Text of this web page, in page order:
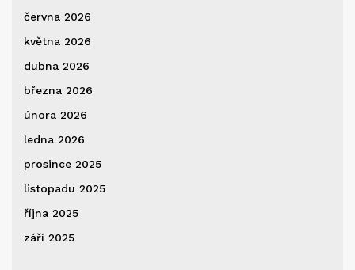
června 2026
května 2026
dubna 2026
března 2026
února 2026
ledna 2026
prosince 2025
listopadu 2025
října 2025
září 2025